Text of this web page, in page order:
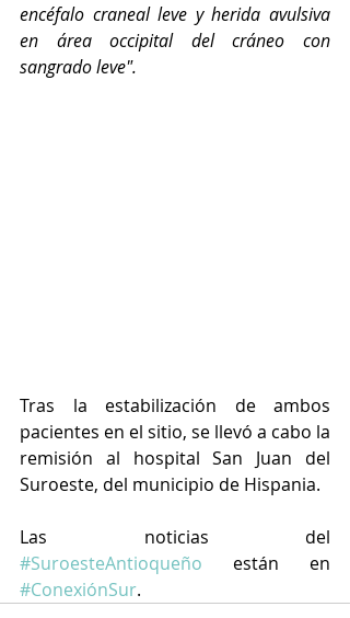
encéfalo craneal leve y herida avulsiva
en área occipital del cráneo con
sangrado leve".
Tras la estabilización de ambos
pacientes en el sitio, se llevó a cabo la
remisión al hospital San Juan del
Suroeste, del municipio de Hispania.
#SuroesteAntioqueño
#ConexiónSur.